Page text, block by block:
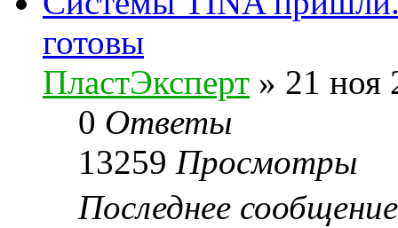
готовы
ПластЭксперт » 21 ноя
0 Ответы
13259 Просмотры
Последнее